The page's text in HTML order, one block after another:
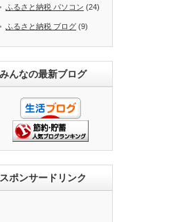
ふるさと納税 パソコン (24)
ふるさと納税 ブログ (9)
みんなの最新ブログ
スポンサードリンク